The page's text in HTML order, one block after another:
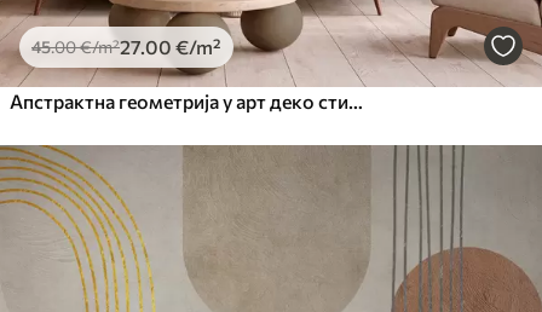
45.00€/m²27 .00 €/m²